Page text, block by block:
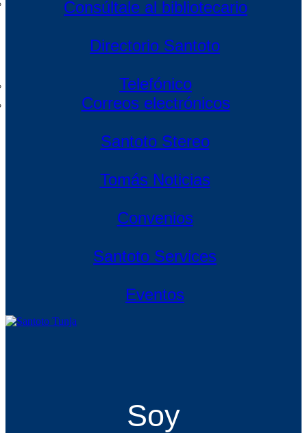
Consúltale al bibliotecario
Directorio Santoto
Telefónico
Correos electrónicos
Santoto Stereo
Tomás Noticias
Convenios
Santoto Services
Eventos
Soy